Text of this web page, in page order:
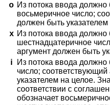
o Из потока ввода
восьмеричное число;
должен быть указателем
x Из потока ввода
шестнадцатеричное
аргумент должен быть
i
Из потока ввода
число;
указателем на целое.
соответствии с
обозначает